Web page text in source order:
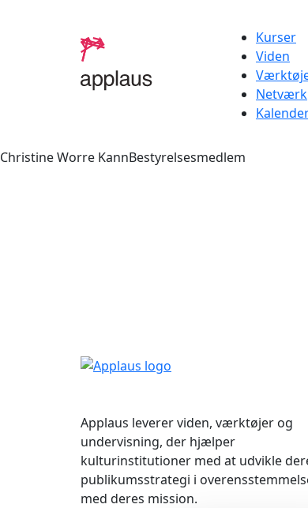
Kurser
Viden
Netværk
Christine Worre KannBestyrelsesmedlem
Applaus leverer viden, værktøjer og
undervisning, der hjælper
kulturinstitutioner med at udvikle
publikumsstrategi i
med deres mission.